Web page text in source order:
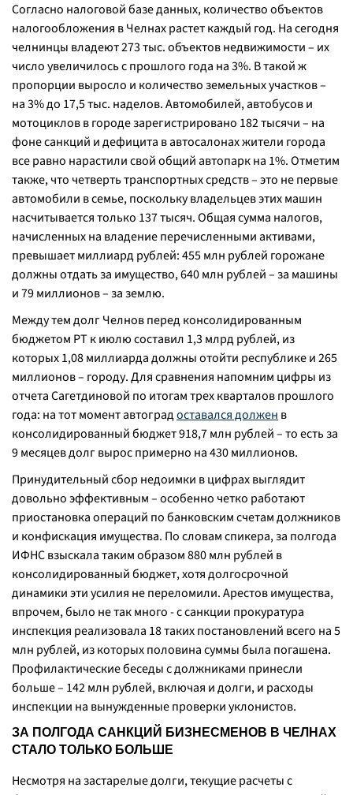
Согласно налоговой базе данных, количество объектов
налогообложения в Челнах растет каждый год. На сегодня
челнинцы владеют 273 тыс. объектов недвижимости – их
число увеличилось с прошлого года на 3%. В такой ж
пропорции выросло и количество земельных участков –
на 3% до 17,5 тыс. наделов. Автомобилей, автобусов и
мотоциклов в городе зарегистрировано 182 тысячи – на
фоне санкций и дефицита в автосалонах жители города
все равно нарастили свой общий автопарк на 1%. Отметим
также, что четверть транспортных средств – это не первые
автомобили в семье, поскольку владельцев этих машин
насчитывается только 137 тысяч. Общая сумма налогов,
начисленных на владение перечисленными активами,
превышает миллиард рублей: 455 млн рублей горожане
должны отдать за имущество, 640 млн рублей – за машины
и 79 миллионов – за землю.
Между тем долг Челнов перед консолидированным
бюджетом РТ к июлю составил 1,3 млрд рублей, из
которых 1,08 миллиарда должны отойти республике и 265
миллионов – городу. Для сравнения напомним цифры из
отчета Сагетдиновой по итогам трех кварталов прошлого
года: на тот момент автоградоставался должен в
консолидированный бюджет 918,7 млн рублей – то есть за
9 месяцев долг вырос примерно на 430 миллионов.
Принудительный сбор недоимки в цифрах выглядит
довольно эффективным – особенно четко работают
приостановка операций по банковским счетам должников
и конфискация имущества. По словам спикера, за полгода
ИФНС взыскала таким образом 880 млн рублей в
консолидированный бюджет, хотя долгосрочной
динамики эти усилия не переломили. Арестов имущества,
впрочем, было не так много - с санкции прокуратура
инспекция реализовала 18 таких постановлений всего на 5
млн рублей, из которых половина суммы была погашена.
Профилактические беседы с должниками принесли
больше – 142 млн рублей, включая и долги, и расходы
инспекции на вынужденные проверки уклонистов.
ЗА ПОЛГОДА САНКЦИЙ БИЗНЕСМЕНОВ В ЧЕЛНАХ
СТАЛО ТОЛЬКО БОЛЬШЕ
Несмотря на застарелые долги, текущие расчеты с